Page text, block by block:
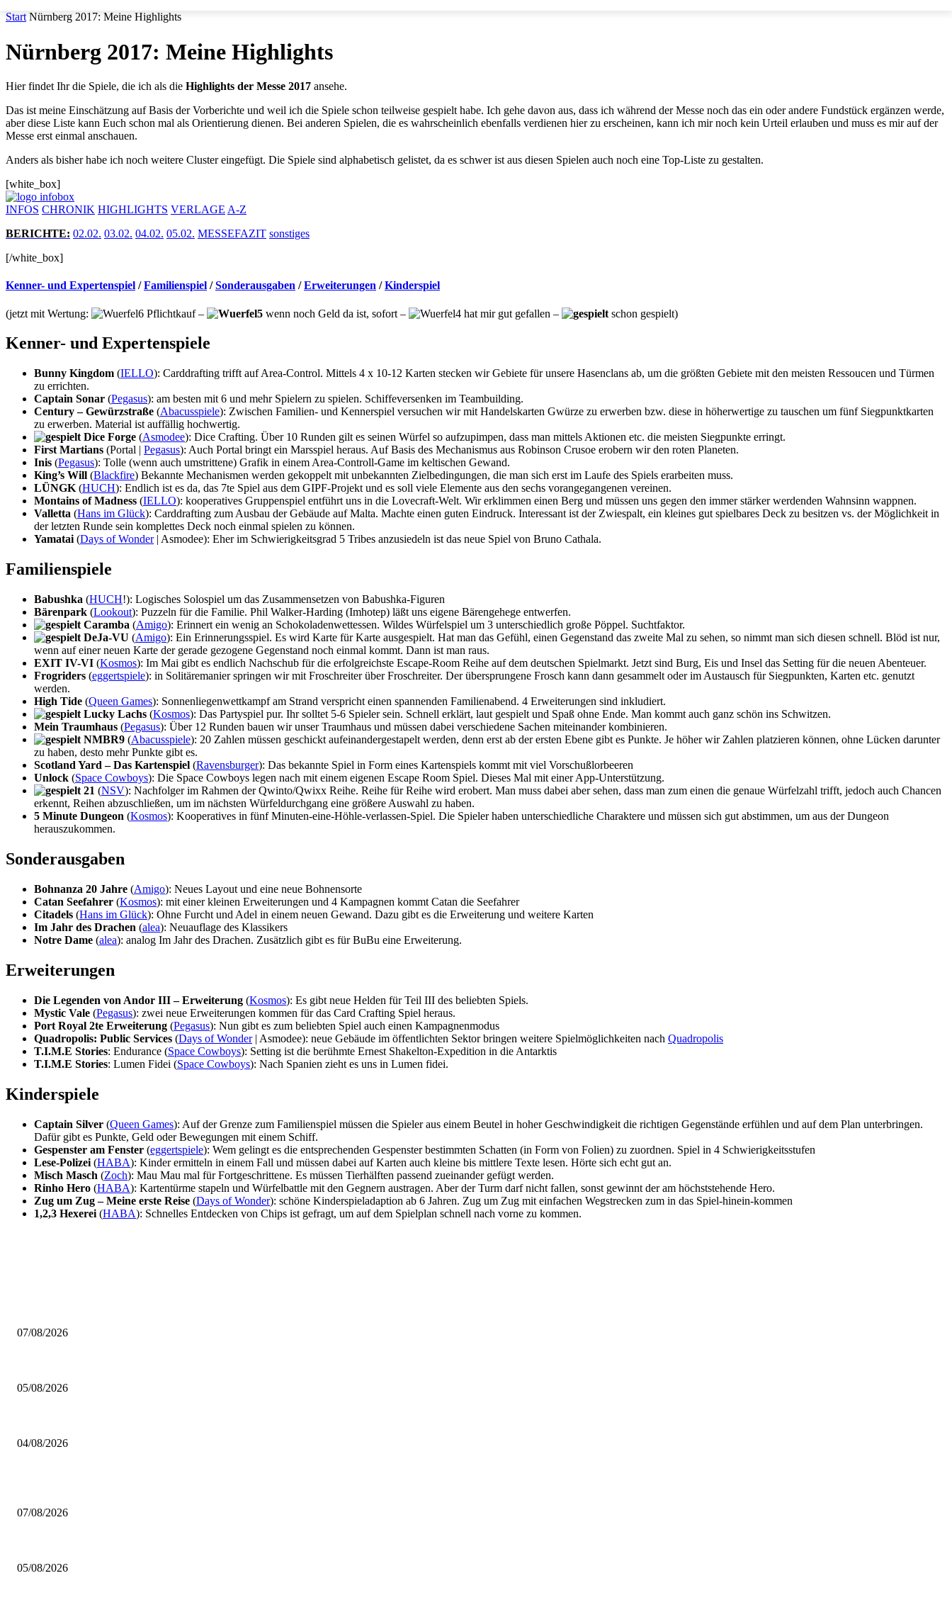
Start Nürnberg 2017: Meine Highlights
Nürnberg 2017: Meine Highlights
Hier findet Ihr die Spiele, die ich als die Highlights der Messe 2017 ansehe.
Das ist meine Einschätzung auf Basis der Vorberichte und weil ich die Spiele schon teilweise gespielt habe. Ich gehe davon aus, dass ich während der Messe noch das ein oder andere Fundstück ergänzen werde,
aber diese Liste kann Euch schon mal als Orientierung dienen. Bei anderen Spielen, die es wahrscheinlich ebenfalls verdienen hier zu erscheinen, kann ich mir noch kein Urteil erlauben und muss es mir auf der
Messe erst einmal anschauen.
Anders als bisher habe ich noch weitere Cluster eingefügt. Die Spiele sind alphabetisch gelistet, da es schwer ist aus diesen Spielen auch noch eine Top-Liste zu gestalten.
[white_box]
INFOS CHRONIK HIGHLIGHTS VERLAGE A-Z
BERICHTE: 02.02. 03.02. 04.02. 05.02. MESSEFAZIT sonstiges
[/white_box]
Kenner- und Expertenspiel /Familienspiel /Sonderausgaben /Erweiterungen /Kinderspiel
(jetzt mit Wertung: Pflichtkauf – wenn noch Geld da ist, sofort – hat mir gut gefallen – schon gespielt)
Kenner- und Expertenspiele
Bunny Kingdom (IELLO): Carddrafting trifft auf Area-Control. Mittels 4 x 10-12 Karten stecken wir Gebiete für unsere Hasenclans ab, um die größten Gebiete mit den meisten Ressoucen und Türmen
zu errichten.
Captain Sonar (Pegasus): am besten mit 6 und mehr Spielern zu spielen. Schiffeversenken im Teambuilding.
Century – Gewürzstraße (Abacusspiele): Zwischen Familien- und Kennerspiel versuchen wir mit Handelskarten Gwürze zu erwerben bzw. diese in höherwertige zu tauschen um fünf Siegpunktkarten
zu erwerben. Material ist auffällig hochwertig.
Dice Forge (Asmodee): Dice Crafting. Über 10 Runden gilt es seinen Würfel so aufzupimpen, dass man mittels Aktionen etc. die meisten Siegpunkte erringt.
First Martians (Portal | Pegasus): Auch Portal bringt ein Marsspiel heraus. Auf Basis des Mechanismus aus Robinson Crusoe erobern wir den roten Planeten.
Inis (Pegasus): Tolle (wenn auch umstrittene) Grafik in einem Area-Controll-Game im keltischen Gewand.
King’s Will (Blackfire) Bekannte Mechanismen werden gekoppelt mit unbekannten Zielbedingungen, die man sich erst im Laufe des Spiels erarbeiten muss.
LÜNGK (HUCH): Endlich ist es da, das 7te Spiel aus dem GIPF-Projekt und es soll viele Elemente aus den sechs vorangegangenen vereinen.
Montains of Madness (IELLO): kooperatives Gruppenspiel entführt uns in die Lovecraft-Welt. Wir erklimmen einen Berg und müssen uns gegen den immer stärker werdenden Wahnsinn wappnen.
Valletta (Hans im Glück): Carddrafting zum Ausbau der Gebäude auf Malta. Machte einen guten Eindruck. Interessant ist der Zwiespalt, ein kleines gut spielbares Deck zu besitzen vs. der Möglichkeit in
der letzten Runde sein komplettes Deck noch einmal spielen zu können.
Yamatai (Days of Wonder| Asmodee): Eher im Schwierigkeitsgrad 5 Tribes anzusiedeln ist das neue Spiel von Bruno Cathala.
Familienspiele
Babushka (HUCH!): Logisches Solospiel um das Zusammensetzen von Babushka-Figuren
Bärenpark (Lookout): Puzzeln für die Familie. Phil Walker-Harding (Imhotep) läßt uns eigene Bärengehege entwerfen.
Caramba (Amigo): Erinnert ein wenig an Schokoladenwettessen. Wildes Würfelspiel um 3 unterschiedlich große Pöppel. Suchtfaktor.
DeJa-VU (Amigo): Ein Erinnerungsspiel. Es wird Karte für Karte ausgespielt. Hat man das Gefühl, einen Gegenstand das zweite Mal zu sehen, so nimmt man sich diesen schnell. Blöd ist nur,
wenn auf einer neuen Karte der gerade gezogene Gegenstand noch einmal kommt. Dann ist man raus.
EXIT IV-VI (Kosmos): Im Mai gibt es endlich Nachschub für die erfolgreichste Escape-Room Reihe auf dem deutschen Spielmarkt. Jetzt sind Burg, Eis und Insel das Setting für die neuen Abenteuer.
Frogriders (eggertspiele): in Solitäremanier springen wir mit Froschreiter über Froschreiter. Der übersprungene Frosch kann dann gesammelt oder im Austausch für Siegpunkten, Karten etc. genutzt
werden.
High Tide (Queen Games): Sonnenliegenwettkampf am Strand verspricht einen spannenden Familienabend. 4 Erweiterungen sind inkludiert.
Lucky Lachs (Kosmos): Das Partyspiel pur. Ihr solltet 5-6 Spieler sein. Schnell erklärt, laut gespielt und Spaß ohne Ende. Man kommt auch ganz schön ins Schwitzen.
Mein Traumhaus (Pegasus): Über 12 Runden bauen wir unser Traumhaus und müssen dabei verschiedene Sachen miteinander kombinieren.
NMBR9 (Abacusspiele): 20 Zahlen müssen geschickt aufeinandergestapelt werden, denn erst ab der ersten Ebene gibt es Punkte. Je höher wir Zahlen platzieren können, ohne Lücken darunter
zu haben, desto mehr Punkte gibt es.
Scotland Yard – Das Kartenspiel (Ravensburger): Das bekannte Spiel in Form eines Kartenspiels kommt mit viel Vorschußlorbeeren
Unlock (Space Cowboys): Die Space Cowboys legen nach mit einem eigenen Escape Room Spiel. Dieses Mal mit einer App-Unterstützung.
21 (NSV): Nachfolger im Rahmen der Qwinto/Qwixx Reihe. Reihe für Reihe wird erobert. Man muss dabei aber sehen, dass man zum einen die genaue Würfelzahl trifft, jedoch auch Chancen
erkennt, Reihen abzuschließen, um im nächsten Würfeldurchgang eine größere Auswahl zu haben.
5 Minute Dungeon (Kosmos): Kooperatives in fünf Minuten-eine-Höhle-verlassen-Spiel. Die Spieler haben unterschiedliche Charaktere und müssen sich gut abstimmen, um aus der Dungeon
herauszukommen.
Sonderausgaben
Bohnanza 20 Jahre (Amigo): Neues Layout und eine neue Bohnensorte
Catan Seefahrer (Kosmos): mit einer kleinen Erweiterungen und 4 Kampagnen kommt Catan die Seefahrer
Citadels (Hans im Glück): Ohne Furcht und Adel in einem neuen Gewand. Dazu gibt es die Erweiterung und weitere Karten
Im Jahr des Drachen (alea): Neuauflage des Klassikers
Notre Dame (alea): analog Im Jahr des Drachen. Zusätzlich gibt es für BuBu eine Erweiterung.
Erweiterungen
Die Legenden von Andor III – Erweiterung (Kosmos): Es gibt neue Helden für Teil III des beliebten Spiels.
Mystic Vale (Pegasus): zwei neue Erweiterungen kommen für das Card Crafting Spiel heraus.
Port Royal 2te Erweiterung (Pegasus): Nun gibt es zum beliebten Spiel auch einen Kampagnenmodus
Quadropolis: Public Services (Days of Wonder| Asmodee): neue Gebäude im öffentlichten Sektor bringen weitere Spielmöglichkeiten nach Quadropolis
T.I.M.E Stories: Endurance (Space Cowboys): Setting ist die berühmte Ernest Shakelton-Expedition in die Antarktis
T.I.M.E Stories: Lumen Fidei (Space Cowboys): Nach Spanien zieht es uns in Lumen fidei.
Kinderspiele
Captain Silver (Queen Games): Auf der Grenze zum Familienspiel müssen die Spieler aus einem Beutel in hoher Geschwindigkeit die richtigen Gegenstände erfühlen und auf dem Plan unterbringen.
Dafür gibt es Punkte, Geld oder Bewegungen mit einem Schiff.
Gespenster am Fenster (eggertspiele): Wem gelingt es die entsprechenden Gespenster bestimmten Schatten (in Form von Folien) zu zuordnen. Spiel in 4 Schwierigkeitsstufen
Lese-Polizei (HABA): Kinder ermitteln in einem Fall und müssen dabei auf Karten auch kleine bis mittlere Texte lesen. Hörte sich echt gut an.
Misch Masch (Zoch): Mau Mau mal für Fortgeschrittene. Es müssen Tierhälften passend zueinander gefügt werden.
Rinho Hero (HABA): Kartentürme stapeln und Würfelbattle mit den Gegnern austragen. Aber der Turm darf nicht fallen, sonst gewinnt der am höchststehende Hero.
Zug um Zug – Meine erste Reise (Days of Wonder): schöne Kinderspieladaption ab 6 Jahren. Zug um Zug mit einfachen Wegstrecken zum in das Spiel-hinein-kommen
1,2,3 Hexerei (HABA): Schnelles Entdecken von Chips ist gefragt, um auf dem Spielplan schnell nach vorne zu kommen.
07/08/2026
05/08/2026
04/08/2026
07/08/2026
05/08/2026